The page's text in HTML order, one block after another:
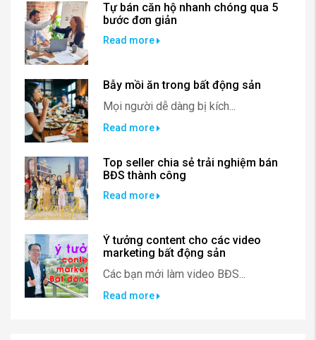
Tự bán căn hộ nhanh chóng qua 5
bước đơn giản
Read more
Bẫy mồi ăn trong bất động sản
Mọi người dễ dàng bị kích...
Read more
Top seller chia sẻ trải nghiệm bán
BĐS thành công
Read more
Ý tưởng content cho các video
marketing bất động sản
Các bạn mới làm video BĐS...
Read more